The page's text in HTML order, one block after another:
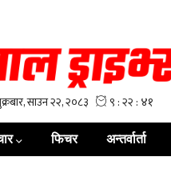
फिचर अन्तर्वार्ता